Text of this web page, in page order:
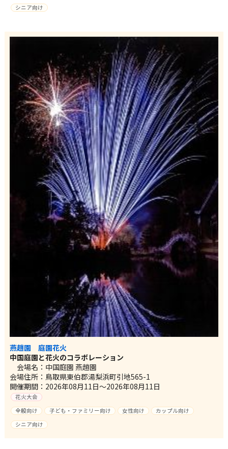
シニア向け
燕趙園 庭園花火
中国庭園と花火のコラボレーション
会場名：中国庭園 燕趙園
会場住所：鳥取県東伯郡湯梨浜町引地565-1
開催期間：2026年08月11日～2026年08月11日
花火大会
全般向け
子ども・ファミリー向け 女性向け
カップル向け
シニア向け